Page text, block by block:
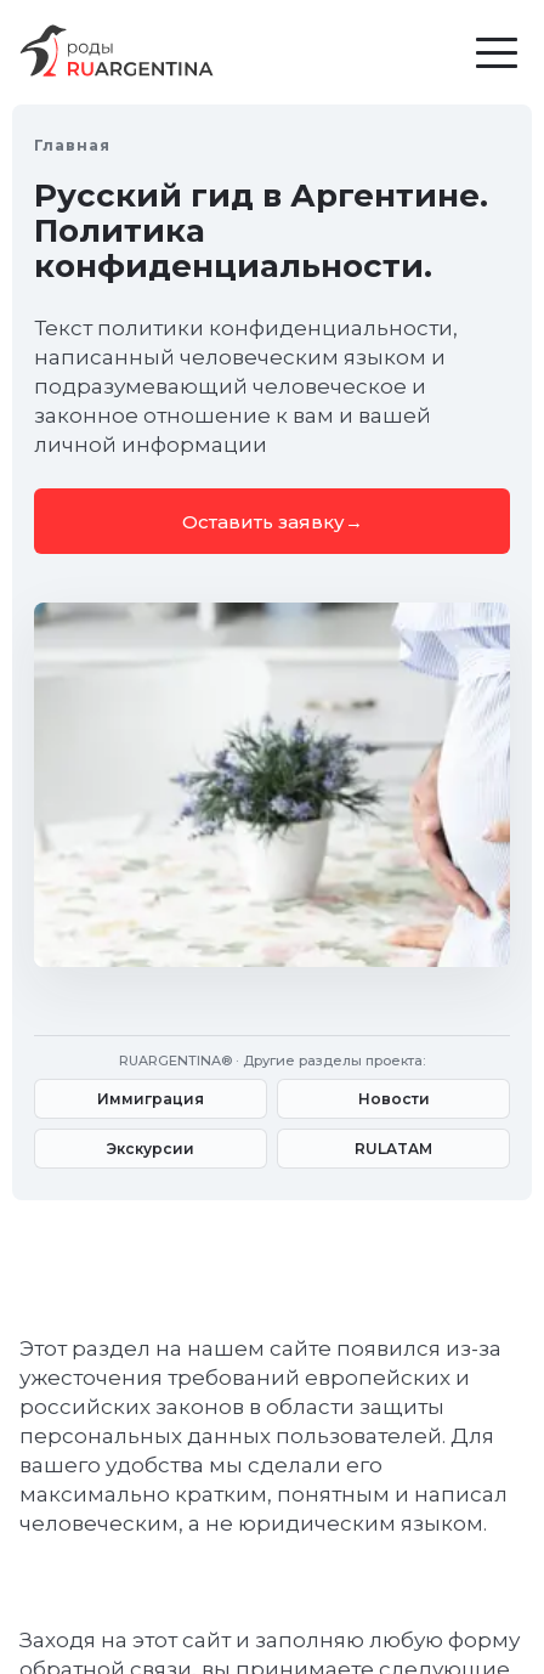
Главная
Русский гид в Аргентине.
Политика
конфиденциальности.
Текст политики конфиденциальности,
написанный человеческим языком и
подразумевающий человеческое и
законное отношение к вам и вашей
личной информации
Оставить заявку→
RUARGENTINA® · Другие разделы проекта:
Иммиграция Новости
Экскурсии RULATAM
Этот раздел на нашем сайте появился из-за
ужесточения требований европейских и
российских законов в области защиты
персональных данных пользователей. Для
вашего удобства мы сделали его
максимально кратким, понятным и написал
человеческим, а не юридическим языком.
Заходя на этот сайт и заполняю любую форму
обратной связи, вы принимаете следующие